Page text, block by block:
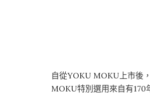
自從YOKU MOKU上市後
MOKU特別選用來自有170